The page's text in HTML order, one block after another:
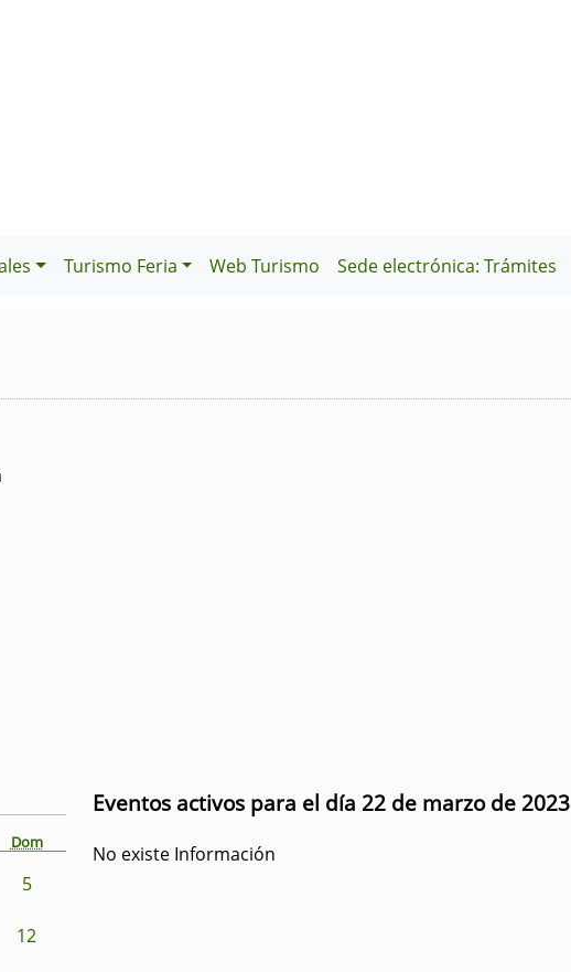
Turismo Feria Web Turismo Sede electrónica: Trámites
Dom
5
12
Eventos activos para el día 22 de marzo de 2023
No existe Información